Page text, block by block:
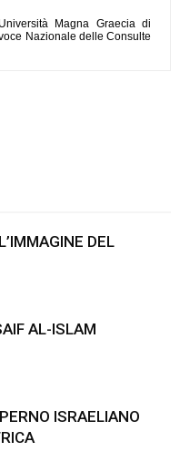
Magna Graecia di
Nazionale delle Consulte
DEL
AL-ISLAM
ISRAELIANO